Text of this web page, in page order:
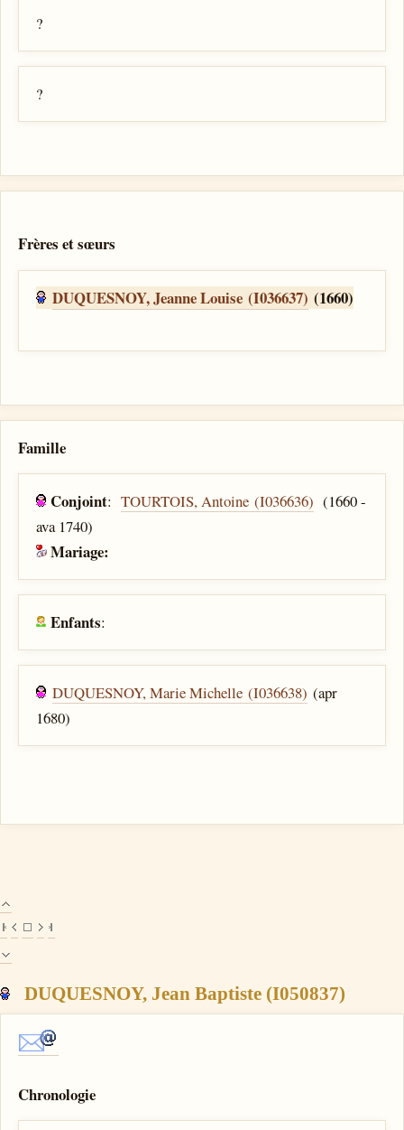
?
?
Frères et sœurs
DUQUESNOY, Jeanne Louise (I036637) (1660)
Famille
Conjoint:TOURTOIS, Antoine (I036636) (1660 -
ava 1740)
Mariage:
Enfants:
DUQUESNOY, Marie Michelle (I036638) (apr
1680)
DUQUESNOY, Jean Baptiste (I050837)
Chronologie